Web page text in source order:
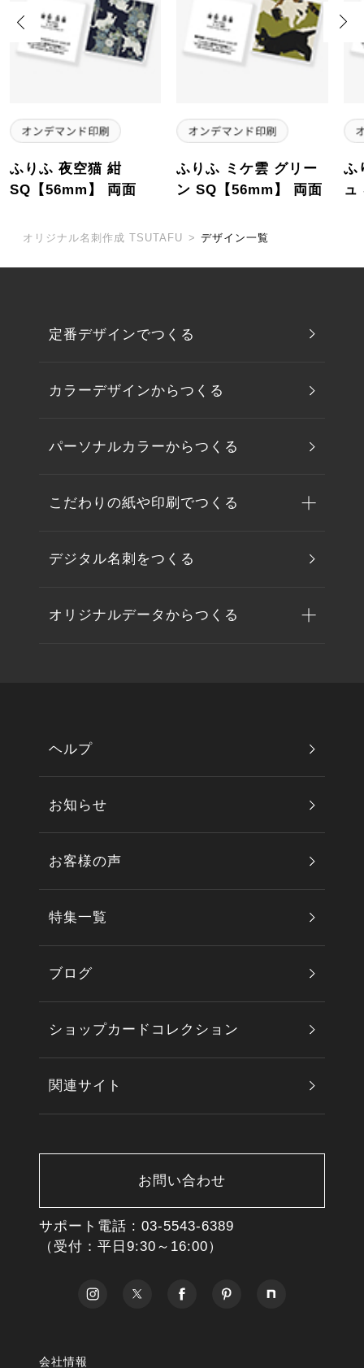
ふりふ 夜空猫 紺
SQ【56mm】 両面
ふりふ ミケ雲 グリー
ン SQ【56mm】 両面
ふ
ュ
Previous Next
オリジナル名刺作成 TSUTAFU > デザイン一覧
定番デザインでつくる
カラーデザインからつくる
パーソナルカラーからつくる
こだわりの紙や印刷でつくる
デジタル名刺をつくる
オリジナルデータからつくる
ヘルプ
お知らせ
お客様の声
特集一覧
ブログ
ショップカードコレクション
関連サイト
お問い合わせ
サポート電話 : 03-5543-6389
（受付：平日9:30～16:00）
会社情報